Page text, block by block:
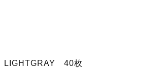
40枚